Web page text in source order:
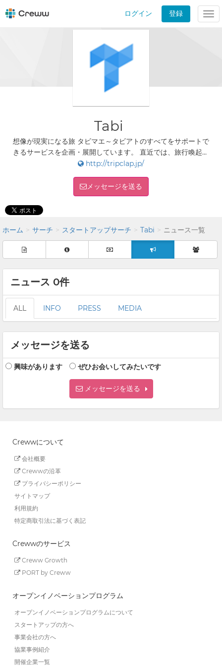
ログイン 登録
Tabi
想像が現実になる旅 タビマエ～タビアトのすべてをサポートで
きるサービスを企画・展開しています。 直近では、旅行喚起～
旅程、予約までを楽しく効率的にできるサービスを開発中で
http://tripclap.jp/
メッセージを送る
ホーム サーチ スタートアップサーチ Tabi ニュース一覧
ニュース 0件
ALL INFO PRESS MEDIA
メッセージを送る
興味があります ぜひお会いしてみたいです
メッセージを送る
Crewwについて
会社概要
Crewwの沿革
プライバシーポリシー
サイトマップ
利用規約
特定商取引法に基づく表記
Crewwのサービス
Creww Growth
PORT by Creww
オープンイノベーションプログラム
オープンイノベーションプログラムについて
スタートアップの方へ
事業会社の方へ
協業事例紹介
開催企業一覧